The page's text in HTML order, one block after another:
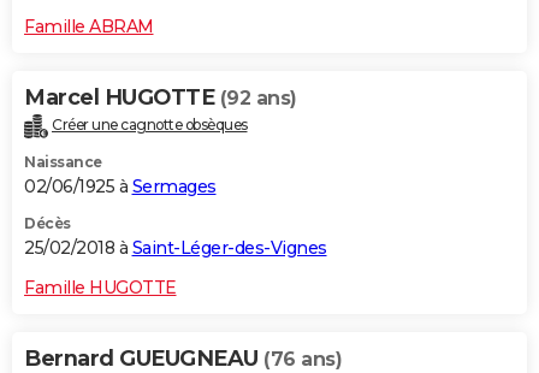
Famille ABRAM
Marcel HUGOTTE (92 ans)
Créer une cagnotte obsèques
Naissance
02/06/1925 à Sermages
Décès
25/02/2018 à Saint-Léger-des-Vignes
Famille HUGOTTE
Bernard GUEUGNEAU (76 ans)